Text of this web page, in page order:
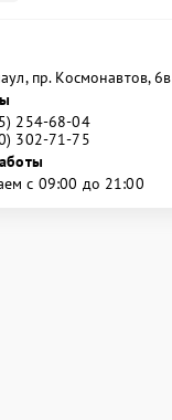
​пр. Космонавтов, 6в
254-68-04
302-71-75
с 09:00 до 21:00